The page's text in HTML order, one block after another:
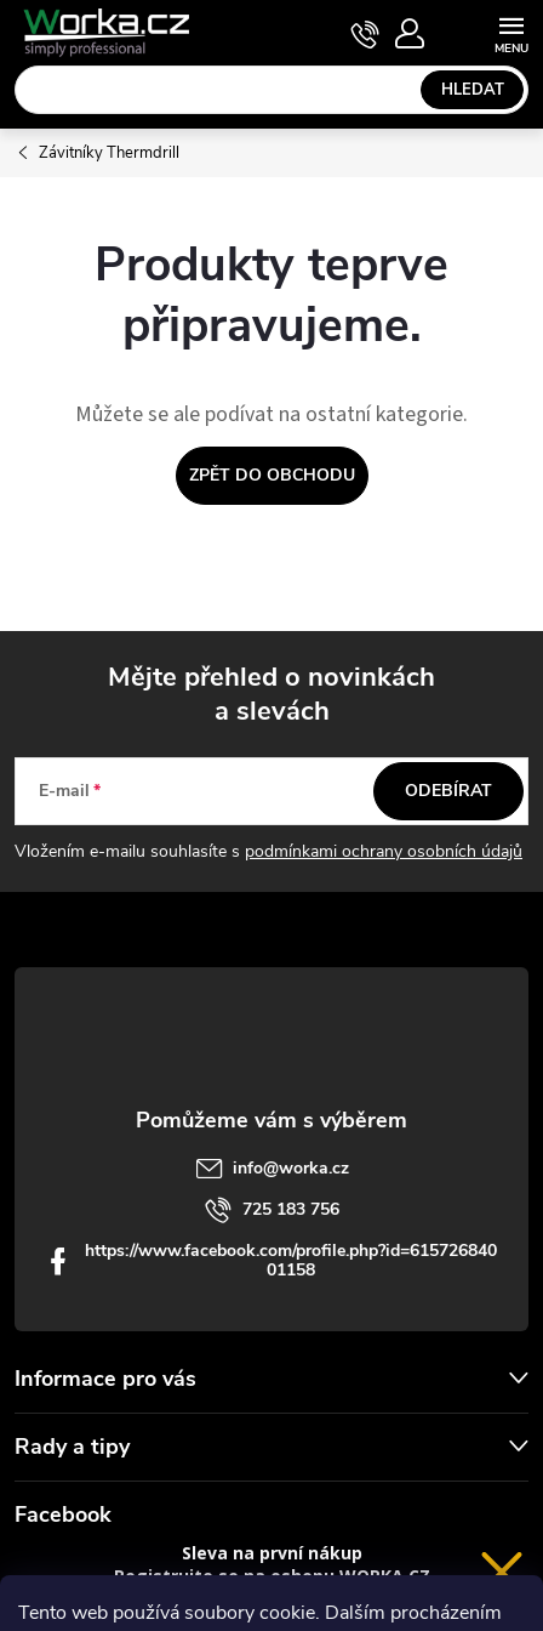
Tento web používá soubory cookie. Dalším procházením
Přejít
obsah
HLEDAT
NÁKUPNÍ
KOŠÍK
Závitníky Thermdrill
Produkty teprve
připravujeme.
Můžete se ale podívat na ostatní kategorie.
ZPĚT DO OBCHODU
p
t
Mějte přehled o novinkách
a slevách
E-mail
Vložením e-mailu souhlasíte s podmínkami ochrany osobních údajů
ODEBÍRAT
Informace pro vás
Rady a tipy
info@worka.cz
725 183 756
https://www.facebook.com/profile.php?id=615726840
01158
Facebook
Sleva na první nákup
Registrujte se na eshopu WORKA.CZ
sleva 100 Kč* na nákup je Vaše.